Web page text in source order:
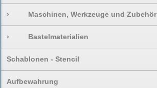
› Maschinen, Werkzeuge und Zubehör
› Bastelmaterialien
Schablonen - Stencil
Aufbewahrung